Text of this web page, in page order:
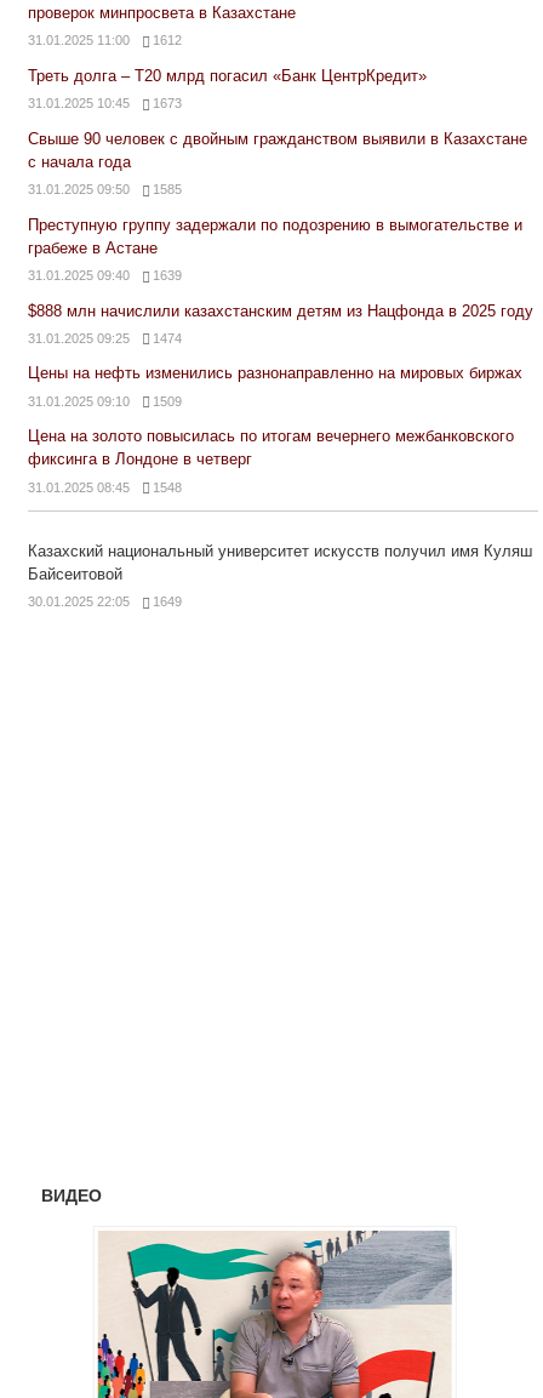
проверок минпросвета в Казахстане
31.01.2025 11:00 1612
Треть долга – Т20 млрд погасил «Банк ЦентрКредит»
31.01.2025 10:45 1673
Свыше 90 человек с двойным гражданством выявили в Казахстане
с начала года
31.01.2025 09:50 1585
Преступную группу задержали по подозрению в вымогательстве и
грабеже в Астане
31.01.2025 09:40 1639
$888 млн начислили казахстанским детям из Нацфонда в 2025 году
31.01.2025 09:25 1474
Цены на нефть изменились разнонаправленно на мировых биржах
31.01.2025 09:10 1509
Цена на золото повысилась по итогам вечернего межбанковского
фиксинга в Лондоне в четверг
31.01.2025 08:45 1548
Казахский национальный университет искусств получил имя Куляш
Байсеитовой
30.01.2025 22:05 1649
ВИДЕО